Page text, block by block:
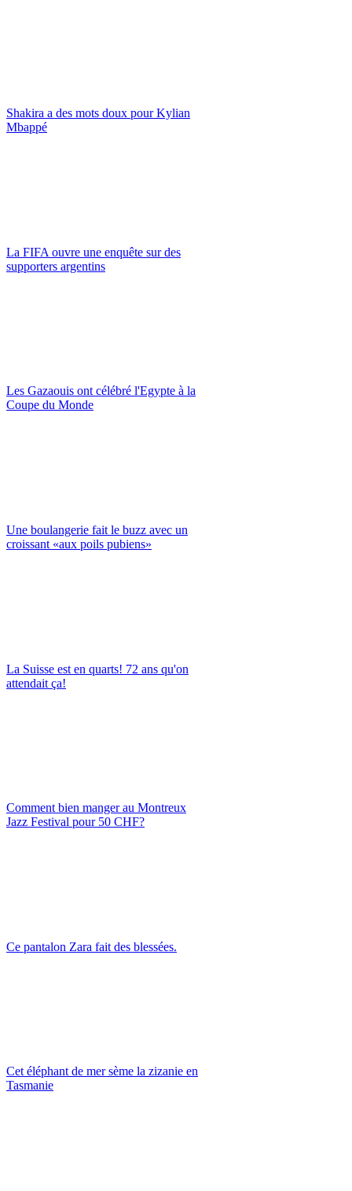
Shakira a des mots doux pour Kylian
Mbappé
La FIFA ouvre une enquête sur des
supporters argentins
Les Gazaouis ont célébré l'Egypte à la
Coupe du Monde
Une boulangerie fait le buzz avec un
croissant «aux poils pubiens»
La Suisse est en quarts! 72 ans qu'on
attendait ça!
Comment bien manger au Montreux
Jazz Festival pour 50 CHF?
Ce pantalon Zara fait des blessées.
Cet éléphant de mer sème la zizanie en
Tasmanie